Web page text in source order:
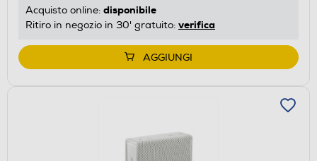
Acquisto online: disponibile
Ritiro in negozio in 30' gratuito: verifica
AGGIUNGI